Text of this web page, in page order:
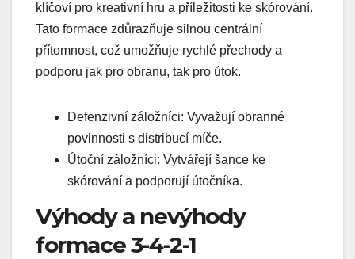
klíčoví pro kreativní hru a příležitosti ke skórování.
Tato formace zdůrazňuje silnou centrální
přítomnost, což umožňuje rychlé přechody a
podporu jak pro obranu, tak pro útok.
Defenzivní záložníci: Vyvažují obranné
povinnosti s distribucí míče.
Útoční záložníci: Vytvářejí šance ke
skórování a podporují útočníka.
Výhody a nevýhody
formace 3-4-2-1